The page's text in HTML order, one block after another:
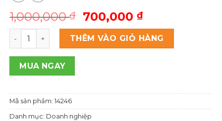
1,000,000₫
Giá
gốc
là:
1,000,000 ₫.
700,000 ₫Giá
hiện
tại
là:
Theme wordpress giới thiệu công ty chứng khoán số
THÊM VÀO GIỎ HÀNG
MUA NGAY
Mã sản phẩm:14246
Danh mục: Doanh nghiệp